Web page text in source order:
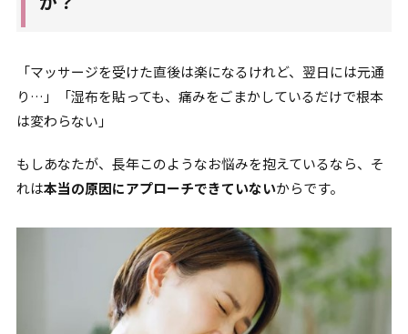
「マッサージを受けた直後は楽になるけれど、翌日には元通
り…」「湿布を貼っても、痛みをごまかしているだけで根本
は変わらない」
もしあなたが、長年このようなお悩みを抱えているなら、そ
れは本当の原因にアプローチできていないからです。